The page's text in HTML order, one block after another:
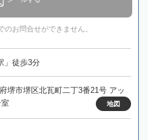
のお問合せができません。
」徒歩3分
堺市堺区北瓦町二丁3番21号 アッ
地図